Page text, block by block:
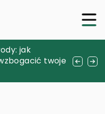
jak
twoje
idealną